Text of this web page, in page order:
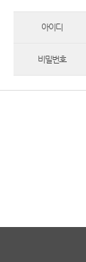
아이디
비밀번호